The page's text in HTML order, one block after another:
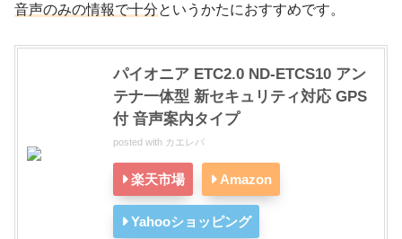
音声のみの情報で十分というかたにおすすめです。
パイオニア ETC2.0 ND-ETCS10 アン
テナ一体型 新セキュリティ対応 GPS
付 音声案内タイプ
posted with カエレバ
楽天市場 Amazon
Yahooショッピング